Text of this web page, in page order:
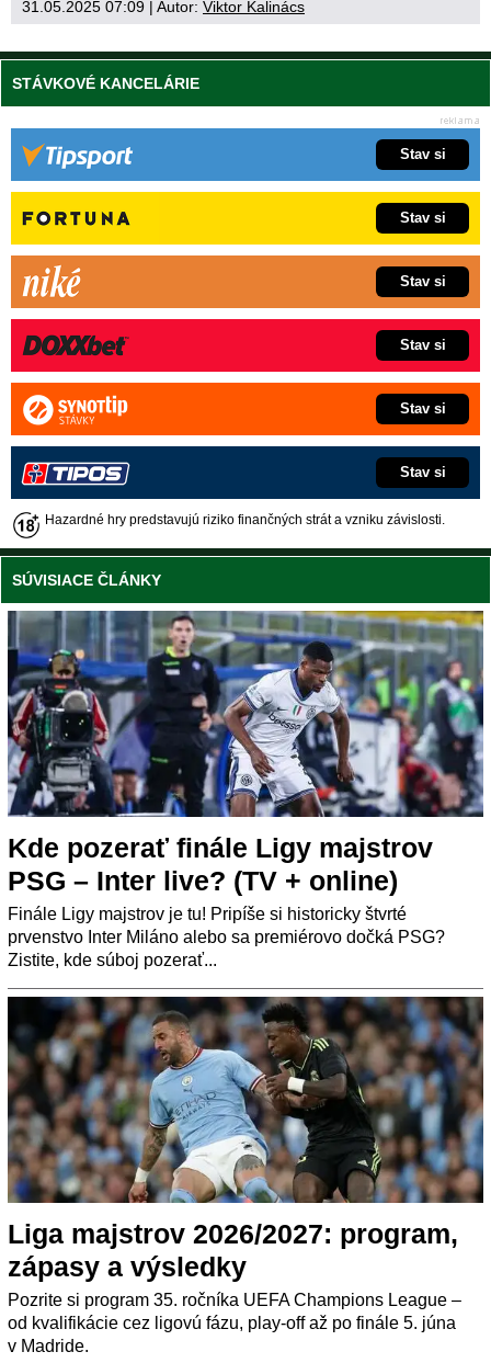
31.05.2025 07:09 | Autor: Viktor Kalinács
STÁVKOVÉ KANCELÁRIE
Stav si
Stav si
Stav si
Stav si
Stav si
Stav si
Hazardné hry predstavujú riziko finančných strát a vzniku závislosti.
SÚVISIACE ČLÁNKY
Kde pozerať finále Ligy majstrov
PSG – Inter live? (TV + online)
Finále Ligy majstrov je tu! Pripíše si historicky štvrté
prvenstvo Inter Miláno alebo sa premiérovo dočká PSG?
Zistite, kde súboj pozerať...
Liga majstrov 2026/2027: program,
zápasy a výsledky
Pozrite si program 35. ročníka UEFA Champions League –
od kvalifikácie cez ligovú fázu, play-off až po finále 5. júna
v Madride.